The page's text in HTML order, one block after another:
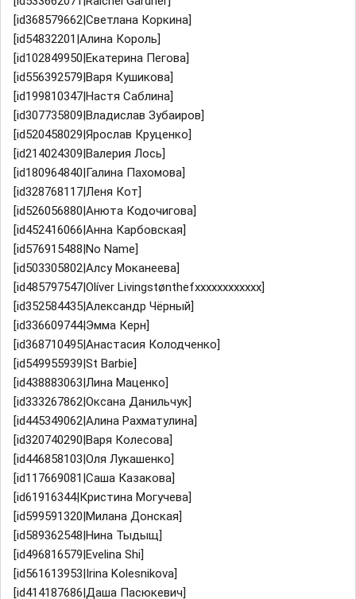
[id368579662|Светлана Коркина]
[id54832201|Алина Король]
[id102849950|Екатерина Пегова]
[id556392579|Варя Кушикова]
[id199810347|Настя Саблина]
[id307735809|Владислав Зубаиров]
[id520458029|Ярослав Круценко]
[id214024309|Валерия Лось]
[id180964840|Галина Пахомова]
[id328768117|Леня Кот]
[id526056880|Анюта Кодочигова]
[id452416066|Анна Карбовская]
[id576915488|No Name]
[id503305802|Алсу Моканеева]
[id485797547|Olíver Livingstønthefxxxxxxxxxxxx]
[id352584435|Александр Чёрный]
[id336609744|Эмма Керн]
[id368710495|Анастасия Колодченко]
[id549955939|St Barbie]
[id438883063|Лина Маценко]
[id333267862|Оксана Данильчук]
[id445349062|Алина Рахматулина]
[id320740290|Варя Колесова]
[id446858103|Оля Лукашенко]
[id117669081|Саша Казакова]
[id61916344|Кристина Могучева]
[id599591320|Милана Донская]
[id589362548|Нина Тыдыщ]
[id496816579|Evelina Shi]
[id561613953|Irina Kolesnikova]
[id414187686|Даша Пасюкевич]